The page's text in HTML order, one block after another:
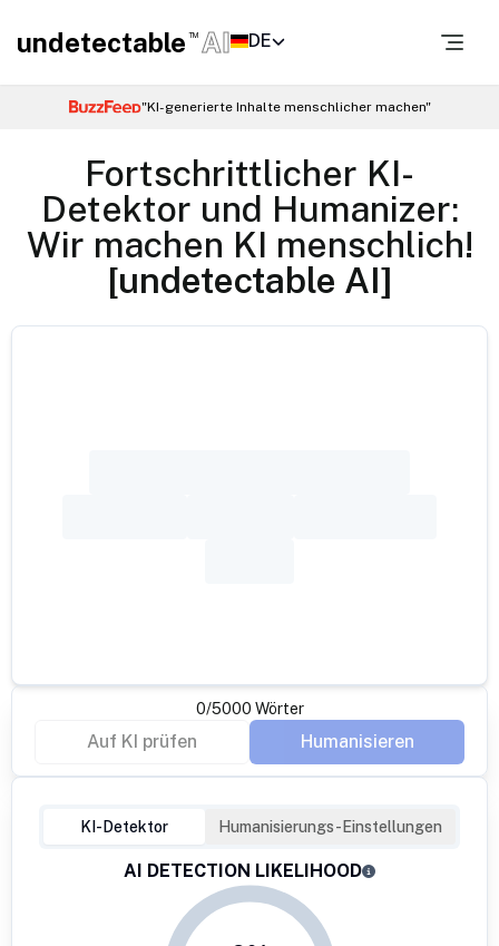
undetectable TM AI DE
"KI-generierte Inhalte menschlicher machen"
Fortschrittlicher KI-
Detektor und Humanizer:
Wir machen KI menschlich!
[undetectable AI]
0/5000 Wörter
Auf KI prüfen Humanisieren
KI-Detektor Humanisierungs-Einstellungen
AI DETECTION LIKELIHOOD